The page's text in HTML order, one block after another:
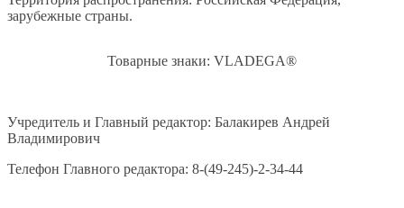
зарубежные страны.
Товарные знаки: VLADEGA®
Учредитель и Главный редактор: Балакирев Андрей
Владимирович
Телефон Главного редактора: 8-(49-245)-2-34-44